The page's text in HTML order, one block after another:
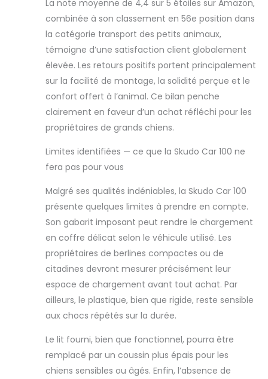
La note moyenne de 4,4 sur 5 étoiles sur Amazon,
combinée à son classement en 56e position dans
la catégorie transport des petits animaux,
témoigne d’une satisfaction client globalement
élevée. Les retours positifs portent principalement
sur la facilité de montage, la solidité perçue et le
confort offert à l’animal. Ce bilan penche
clairement en faveur d’un achat réfléchi pour les
propriétaires de grands chiens.
Limites identifiées — ce que la Skudo Car 100 ne
fera pas pour vous
Malgré ses qualités indéniables, la Skudo Car 100
présente quelques limites à prendre en compte.
Son gabarit imposant peut rendre le chargement
en coffre délicat selon le véhicule utilisé. Les
propriétaires de berlines compactes ou de
citadines devront mesurer précisément leur
espace de chargement avant tout achat. Par
ailleurs, le plastique, bien que rigide, reste sensible
aux chocs répétés sur la durée.
Le lit fourni, bien que fonctionnel, pourra être
remplacé par un coussin plus épais pour les
chiens sensibles ou âgés. Enfin, l’absence de